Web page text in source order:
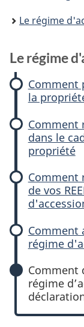
Le régime
Le régime
Comment
la
Comment
dans le
propriété
Comment
de vos
Comment
régime
Comment
régime